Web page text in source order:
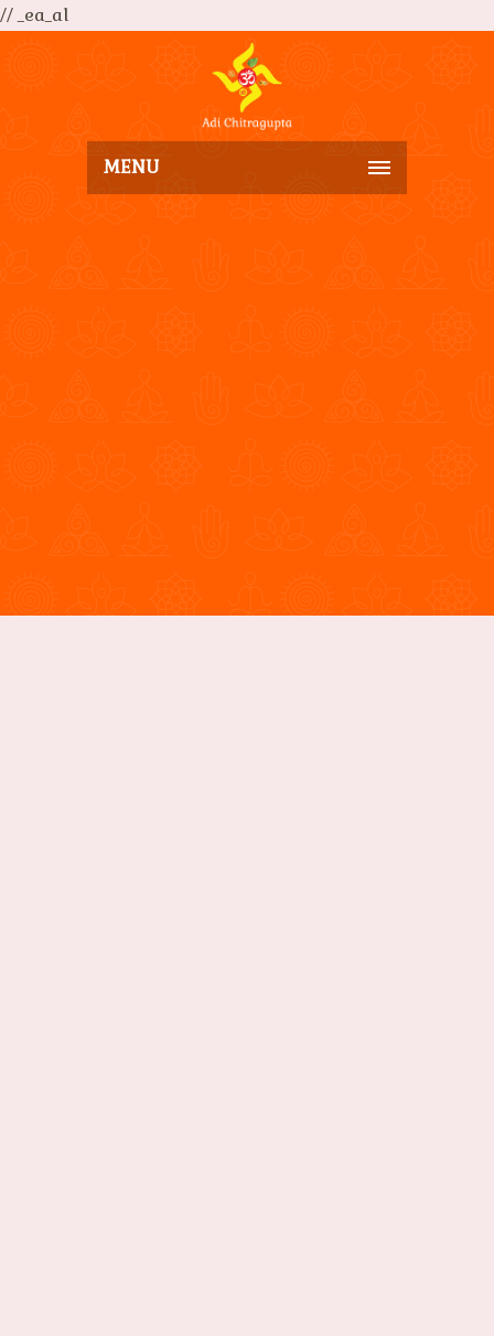
// _ea_al
MENU